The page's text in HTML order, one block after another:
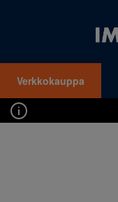
Verkkokauppa